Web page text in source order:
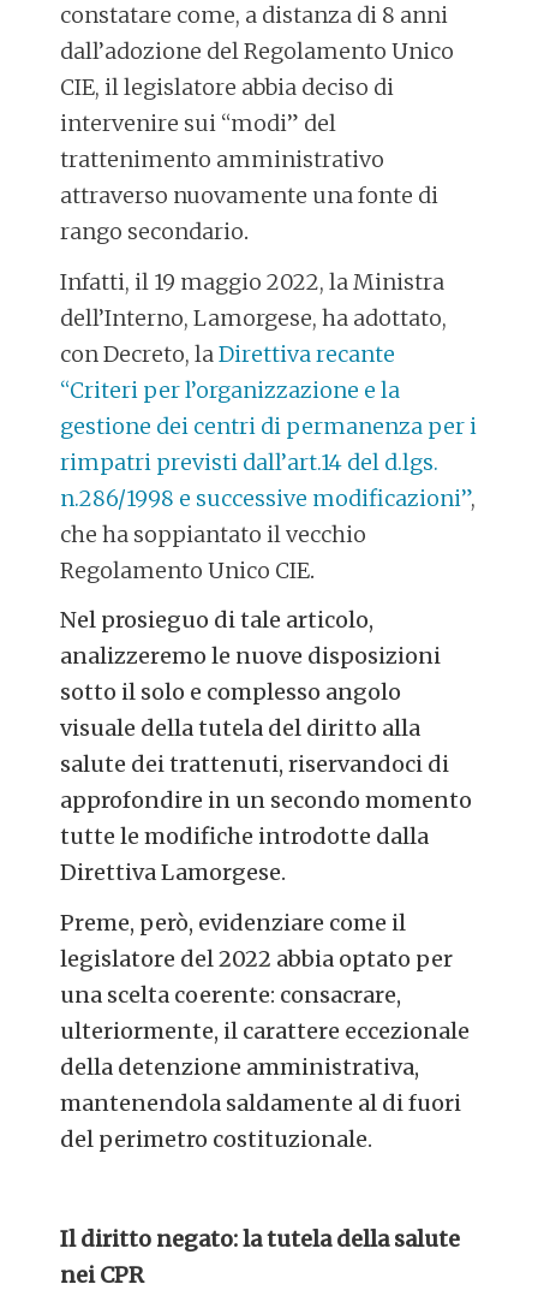
constatare come, a distanza di 8 anni
dall’adozione del Regolamento Unico
CIE, il legislatore abbia deciso di
intervenire sui “modi” del
trattenimento amministrativo
attraverso nuovamente una fonte di
rango secondario.
Infatti, il 19 maggio 2022, la Ministra
dell’Interno, Lamorgese, ha adottato,
con Decreto, laDirettiva recante
“Criteri per l’organizzazione e la
gestione dei centri di permanenza per i
rimpatri previsti dall’art.14 del d.lgs.
n.286/1998 e successive modificazioni”,
che ha soppiantato il vecchio
Regolamento Unico CIE.
Nel prosieguo di tale articolo,
analizzeremo le nuove disposizioni
sotto il solo e complesso angolo
visuale della tutela del diritto alla
salute dei trattenuti, riservandoci di
approfondire in un secondo momento
tutte le modifiche introdotte dalla
Direttiva Lamorgese.
Preme, però, evidenziare come il
legislatore del 2022 abbia optato per
una scelta coerente: consacrare,
ulteriormente, il carattere eccezionale
della detenzione amministrativa,
mantenendola saldamente al di fuori
del perimetro costituzionale.
Il diritto negato: la tutela della salute
nei CPR